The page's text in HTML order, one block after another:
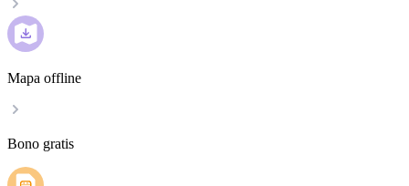
Mapa offline
Bono gratis